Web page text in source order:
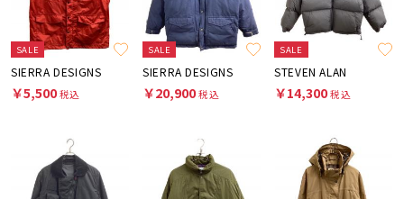
SALE
SIERRA DESIGNS
￥5,500税込
SALE
SIERRA DESIGNS
￥20,900税込
SALE
STEVEN ALAN
￥14,300税込